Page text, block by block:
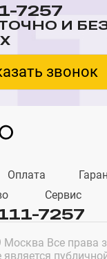
7257
И
звонок
Оплата
Сервис
7257
Москва Все права